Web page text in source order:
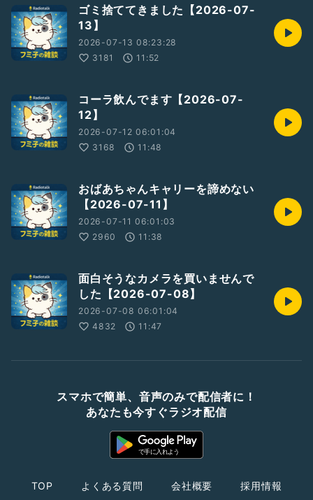
ゴミ捨ててきました【2026-07-
13】
2026-07-13 08:23:28
3181
11:52
コーラ飲んでます【2026-07-
12】
2026-07-12 06:01:04
3168
11:48
おばあちゃんキャリーを諦めない
【2026-07-11】
2026-07-11 06:01:03
2960
11:38
面白そうなカメラを買いませんで
した【2026-07-08】
2026-07-08 06:01:04
4832
11:47
スマホで簡単、音声のみで配信者に！
あなたも今すぐラジオ配信
TOP よくある質問 会社概要 採用情報